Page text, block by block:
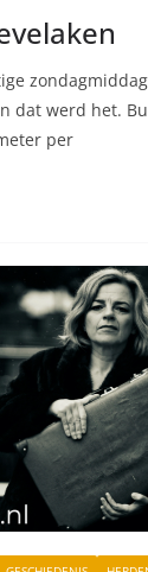
dat werd het.
per